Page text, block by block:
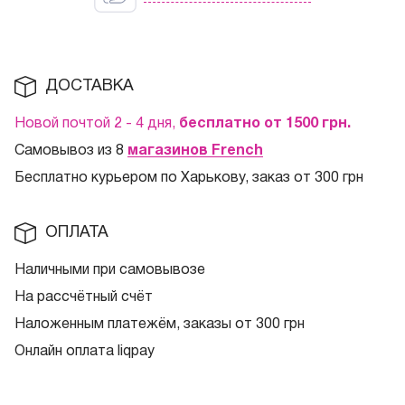
ДОСТАВКА
Новой почтой 2 - 4 дня, бесплатно от 1500 грн.
Самовывоз из 8 магазинов French
Бесплатно курьером по Харькову, заказ от 300 грн
ОПЛАТА
Наличными при самовывозе
На рассчётный счёт
Наложенным платежём, заказы от 300 грн
Онлайн оплата liqpay